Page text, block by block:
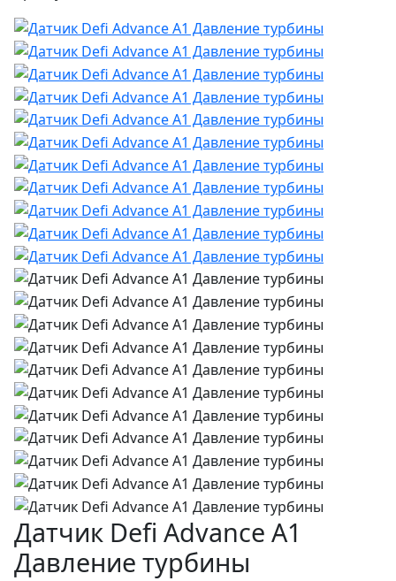
Датчик Defi Advance A1
Давление турбины